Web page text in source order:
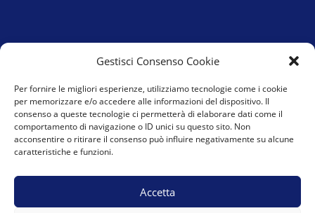
Gestisci Consenso Cookie
Per fornire le migliori esperienze, utilizziamo tecnologie come i cookie
per memorizzare e/o accedere alle informazioni del dispositivo. Il
consenso a queste tecnologie ci permetterà di elaborare dati come il
comportamento di navigazione o ID unici su questo sito. Non
acconsentire o ritirare il consenso può influire negativamente su alcune
caratteristiche e funzioni.
Accetta
Privacy Policy